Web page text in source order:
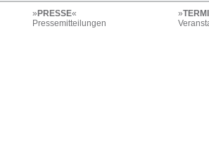
» PRESSE«
Pressemitteilungen
»